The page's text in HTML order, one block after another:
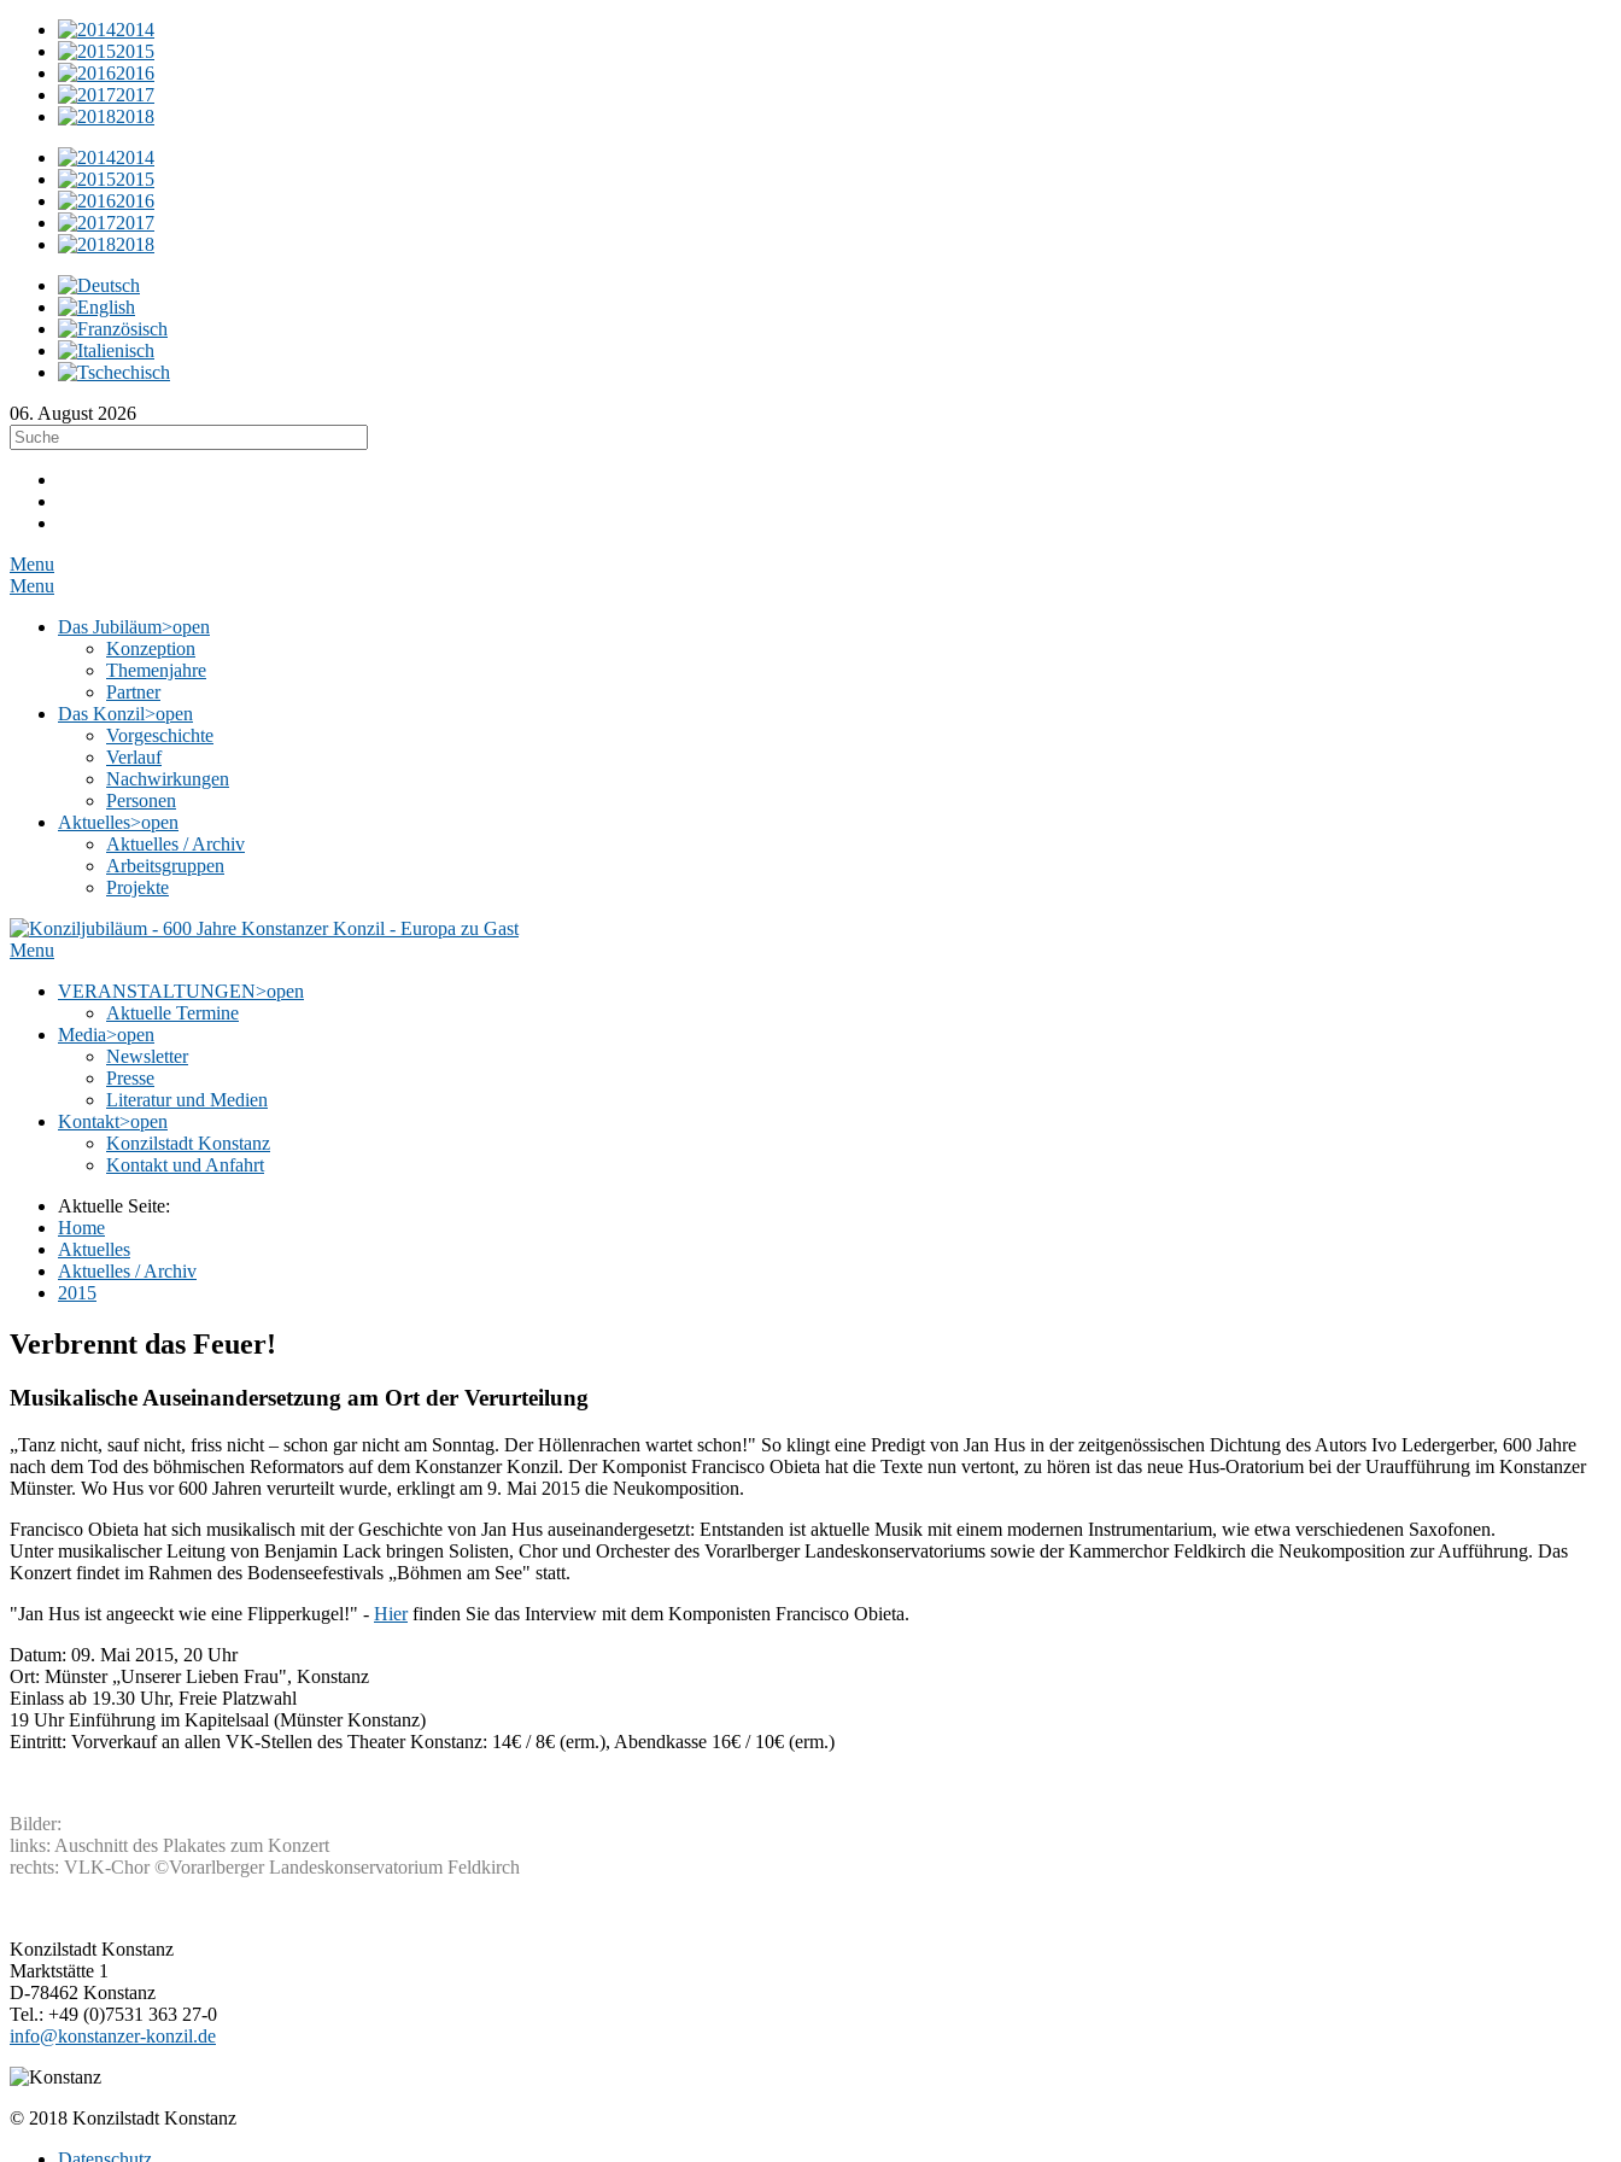
2014
2015
2016
2017
2018
2014
2015
2016
2017
2018
06. August 2026
Menu
Menu
Das Jubiläum>open
Konzeption
Themenjahre
Partner
Das Konzil>open
Vorgeschichte
Verlauf
Nachwirkungen
Personen
Aktuelles>open
Aktuelles / Archiv
Arbeitsgruppen
Projekte
Menu
VERANSTALTUNGEN>open
Aktuelle Termine
Media>open
Newsletter
Presse
Literatur und Medien
Kontakt>open
Konzilstadt Konstanz
Kontakt und Anfahrt
Aktuelle Seite:
Home
Aktuelles
Aktuelles / Archiv
2015
Verbrennt das Feuer!
Musikalische Auseinandersetzung am Ort der Verurteilung
„Tanz nicht, sauf nicht, friss nicht – schon gar nicht am Sonntag. Der Höllenrachen wartet schon!" So klingt eine Predigt von Jan Hus in der zeitgenössischen Dichtung des Autors Ivo Ledergerber, 600 Jahre
nach dem Tod des böhmischen Reformators auf dem Konstanzer Konzil. Der Komponist Francisco Obieta hat die Texte nun vertont, zu hören ist das neue Hus-Oratorium bei der Uraufführung im Konstanzer
Münster. Wo Hus vor 600 Jahren verurteilt wurde, erklingt am 9. Mai 2015 die Neukomposition.
Francisco Obieta hat sich musikalisch mit der Geschichte von Jan Hus auseinandergesetzt: Entstanden ist aktuelle Musik mit einem modernen Instrumentarium, wie etwa verschiedenen Saxofonen.
Unter musikalischer Leitung von Benjamin Lack bringen Solisten, Chor und Orchester des Vorarlberger Landeskonservatoriums sowie der Kammerchor Feldkirch die Neukomposition zur Aufführung. Das
Konzert findet im Rahmen des Bodenseefestivals „Böhmen am See" statt.
"Jan Hus ist angeeckt wie eine Flipperkugel!" - Hierfinden Sie das Interview mit dem Komponisten Francisco Obieta.
Datum: 09. Mai 2015, 20 Uhr
Ort: Münster „Unserer Lieben Frau", Konstanz
Einlass ab 19.30 Uhr, Freie Platzwahl
19 Uhr Einführung im Kapitelsaal (Münster Konstanz)
Eintritt: Vorverkauf an allen VK-Stellen des Theater Konstanz: 14€ / 8€ (erm.), Abendkasse 16€ / 10€ (erm.)
Bilder:
links: Auschnitt des Plakates zum Konzert
rechts: VLK-Chor ©Vorarlberger Landeskonservatorium Feldkirch
Konzilstadt Konstanz
Marktstätte 1
D-78462 Konstanz
Tel.: +49 (0)7531 363 27-0
info@konstanzer-konzil.de
© 2018 Konzilstadt Konstanz